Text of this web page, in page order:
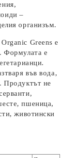
–
организъм.
Greens е
Формулата е
във вода,
Продуктът не
пшеница,
животински